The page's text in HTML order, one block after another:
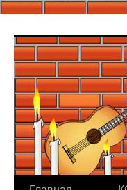
содержимому